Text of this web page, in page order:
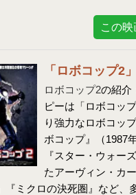
この
「ロボコップ2
ロボコップ2の紹介
ピーは「ロボコッ
り強力なロボコッ
ボコップ』（1987
『スター・ウォー
たアーヴィン・カ
『ミクロの決死圏』など、